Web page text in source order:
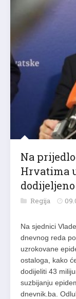
Na
Hrvatima
Regija
Na sjednici
dnevnog reda
uzrokovane
ostaloga, kako
dodijeliti 43
suzbijanju
dnevnik.ba.